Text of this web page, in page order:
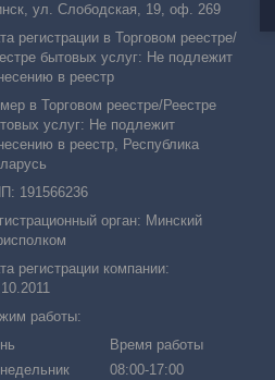
ул. Слободская, 19, оф. 269
регистрации в Торговом реестре/
бытовых услуг: Не подлежит
в реестр
в Торговом реестре/Реестре
услуг: Не подлежит
в реестр, Республика
191566236
орган: Минский
регистрации компании:
работы:
Время работы
08:00-17:00